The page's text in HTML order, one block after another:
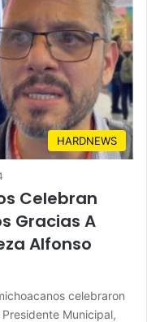
HARDNEWS
Celebran
Gracias A
Alfonso
celebraron
Municipal,